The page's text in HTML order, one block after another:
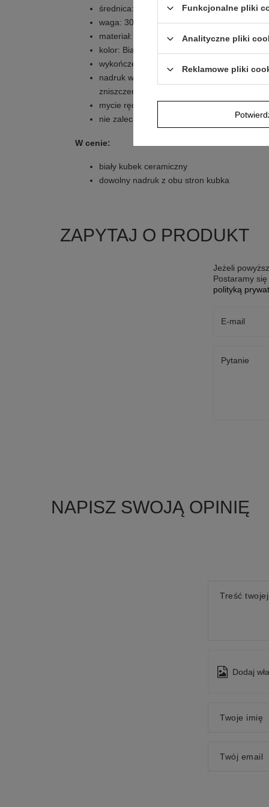
średnica: 80 mm
waga: 300 g
materiał: Ceramika
kolor: Biały
wykończenie: Błyszczące
nadruk wykonany jest techniką sublimacji,
zniszczenia mechaniczne oraz chemiczne
mycie ręczne, ścieranie i upływ czasu nie
nie zalecamy mycia w zmywarce
W cenie:
biały kubek ceramiczny
dowolny nadruk z obu stron kubka
ZAPYTAJ O PRODUKT
Jeżeli
Postaramy
polityką
E-mail
Pytanie
NAPISZ SWOJĄ OPINIĘ
Treść
Dodaj
Twoje imię
Twój email
Funkcjonalne pliki
Analityczne pliki
Reklamowe pliki